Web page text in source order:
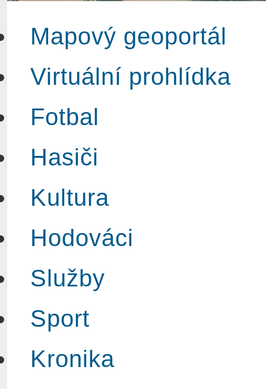
Mapový geoportál
Virtuální prohlídka
Fotbal
Hasiči
Kultura
Hodováci
Služby
Sport
Kronika